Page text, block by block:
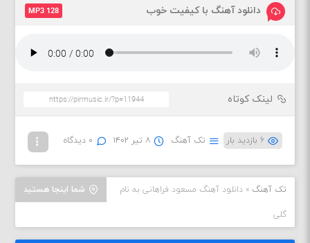
دانلود آهنگ با کیفیت خوب MP3 128
لینک کوتاه
۶ بازدید بار تک آهنگ ۸ تیر ۱۴۰۲ ۰ دیدگاه
شما اینجا هستید تک آهنگ »دانلود آهنگ مسعود فراهانی به نام
گلی